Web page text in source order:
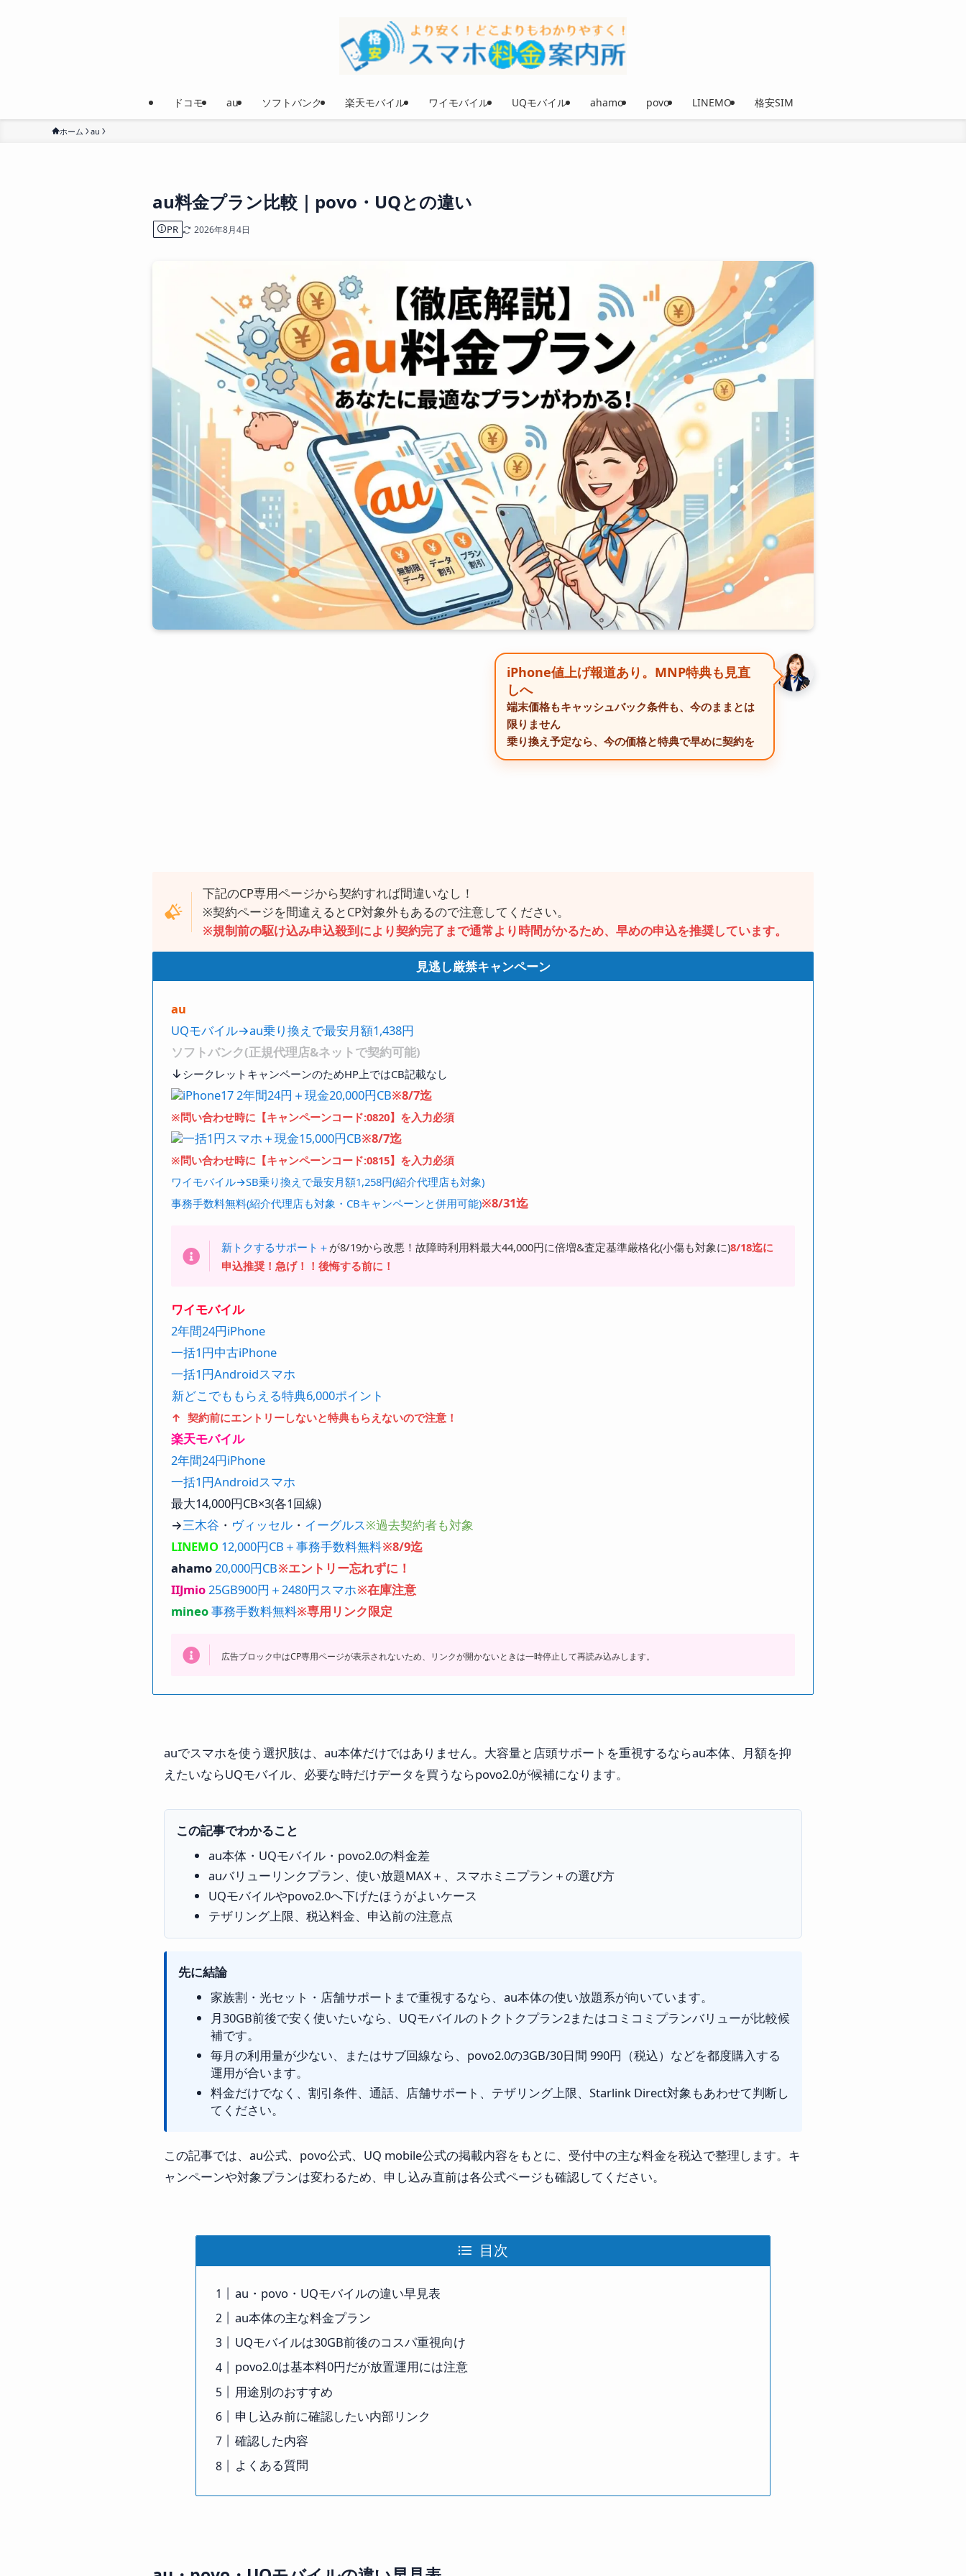
ドコモ au ソフトバンク 楽天モバイル ワイモバイル UQモバイル ahamo povo LINEMO 格安SIM
ホーム au
au料金プラン比較｜povo・UQとの違い
PR 2026年8月4日
iPhone値上げ報道あり。MNP特典も見直
しへ
端末価格もキャッシュバック条件も、今のままとは
限りません
乗り換え予定なら、今の価格と特典で早めに契約を
下記のCP専用ページから契約すれば間違いなし！
※契約ページを間違えるとCP対象外もあるので注意してください。
※規制前の駆け込み申込殺到により契約完了まで通常より時間がかるため、早めの申込を推奨しています。
見逃し厳禁キャンペーン
au
UQモバイル→au乗り換えで最安月額1,438円
ソフトバンク(正規代理店&ネットで契約可能)
↓ シークレットキャンペーンのためHP上ではCB記載なし
iPhone17 2年間24円＋現金20,000円CB※8/7迄
※問い合わせ時に【キャンペーンコード:0820】を入力必須
一括1円スマホ＋現金15,000円CB※8/7迄
※問い合わせ時に【キャンペーンコード:0815】を入力必須
ワイモバイル→SB乗り換えで最安月額1,258円(紹介代理店も対象)
事務手数料無料(紹介代理店も対象・CBキャンペーンと併用可能)※8/31迄
新トクするサポート＋ が8/19から改悪！故障時利用料最大44,000円に倍増&査定基準厳格化(小傷も対象に)8/18迄に
申込推奨！急げ！！後悔する前に！
ワイモバイル
2年間24円iPhone
一括1円中古iPhone
一括1円Androidスマホ
新どこでももらえる特典6,000ポイント
↑ 契約前にエントリーしないと特典もらえないので注意！
楽天モバイル
2年間24円iPhone
一括1円Androidスマホ
最大14,000円CB×3(各1回線)
→三木谷 ・ ヴィッセル・ イーグルス※過去契約者も対象
LINEMO 12,000円CB＋事務手数料無料※8/9迄
ahamo20,000円CB※エントリー忘れずに！
IIJmio25GB900円＋2480円スマホ※在庫注意
mineo事務手数料無料※専用リンク限定
広告ブロック中はCP専用ページが表示されないため、リンクが開かないときは一時停止して再読み込みします。
auでスマホを使う選択肢は、au本体だけではありません。大容量と店頭サポートを重視するならau本体、月額を抑
えたいならUQモバイル、必要な時だけデータを買うならpovo2.0が候補になります。
この記事でわかること
au本体・UQモバイル・povo2.0の料金差
auバリューリンクプラン、使い放題MAX＋、スマホミニプラン＋の選び方
UQモバイルやpovo2.0へ下げたほうがよいケース
テザリング上限、税込料金、申込前の注意点
先に結論
家族割・光セット・店舗サポートまで重視するなら、au本体の使い放題系が向いています。
月30GB前後で安く使いたいなら、UQモバイルのトクトクプラン2またはコミコミプランバリューが比較候
補です。
毎月の利用量が少ない、またはサブ回線なら、povo2.0の3GB/30日間 990円（税込）などを都度購入する
運用が合います。
料金だけでなく、割引条件、通話、店舗サポート、テザリング上限、Starlink Direct対象もあわせて判断し
てください。
この記事では、au公式、povo公式、UQ mobile公式の掲載内容をもとに、受付中の主な料金を税込で整理します。キ
ャンペーンや対象プランは変わるため、申し込み直前は各公式ページも確認してください。
目次
au・povo・UQモバイルの違い早見表
au本体の主な料金プラン
UQモバイルは30GB前後のコスパ重視向け
povo2.0は基本料0円だが放置運用には注意
用途別のおすすめ
申し込み前に確認したい内部リンク
確認した内容
よくある質問